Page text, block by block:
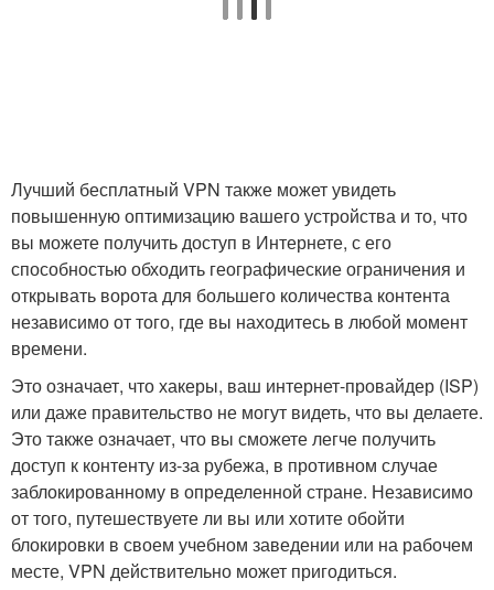
Лучший бесплатный VPN также может увидеть
повышенную оптимизацию вашего устройства и то, что
вы можете получить доступ в Интернете, с его
способностью обходить географические ограничения и
открывать ворота для большего количества контента
независимо от того, где вы находитесь в любой момент
времени.
Это означает, что хакеры, ваш интернет-провайдер (ISP)
или даже правительство не могут видеть, что вы делаете.
Это также означает, что вы сможете легче получить
доступ к контенту из-за рубежа, в противном случае
заблокированному в определенной стране. Независимо
от того, путешествуете ли вы или хотите обойти
блокировки в своем учебном заведении или на рабочем
месте, VPN действительно может пригодиться.